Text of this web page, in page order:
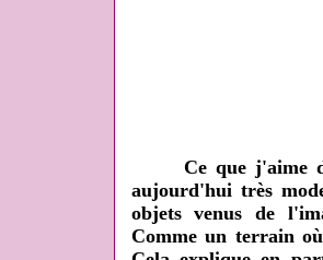
Ce que j'aime
aujourd'hui très
objets venus de
Comme un terrain